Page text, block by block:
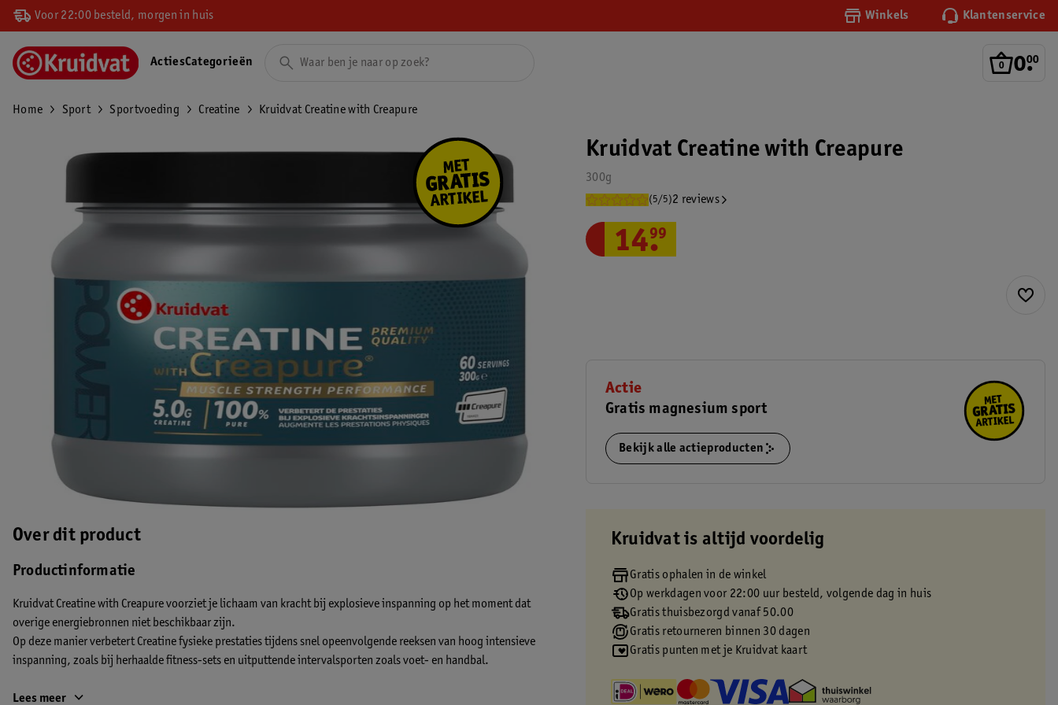
Voor 22:00 besteld, morgen in huis Winkels Klantenservice
0.
00
ActiesCategorieën
Home Sport Sportvoeding Creatine Kruidvat Creatine with Creapure
Over dit product
Productinformatie
Kruidvat Creatine with Creapure voorziet je lichaam van kracht bij explosieve inspanning op het moment dat
overige energiebronnen niet beschikbaar zijn.
Op deze manier verbetert Creatine fysieke prestaties tijdens snel opeenvolgende reeksen van hoog intensieve
inspanning, zoals bij herhaalde fitness-sets en uitputtende intervalsporten zoals voet- en handbal.
Het gunstige effect wordt verkregen bij een dagelijkse inname van 3 gram per dag.
Lees meer
Kruidvat Creatine with Creapure
300g
(5/5)2 reviews
14.
99
Actie
Gratis magnesium sport
Bekijk alle actieproducten
Kruidvat is altijd voordelig
Gratis ophalen in de winkel
Op werkdagen voor 22:00 uur besteld, volgende dag in huis
Gratis thuisbezorgd vanaf 50.00
Gratis retourneren binnen 30 dagen
Gratis punten met je Kruidvat kaart